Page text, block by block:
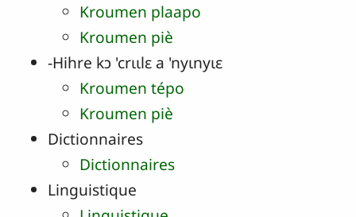
Kroumen plaapo
Kroumen piè
‑Hihre kɔ 'crɩɩlɛ a 'nyɩnyɩɛ
Kroumen tépo
Kroumen piè
Dictionnaires
Dictionnaires
Linguistique